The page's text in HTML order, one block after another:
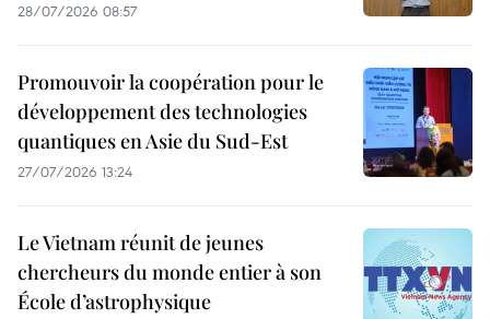
28/07/2026 08:57
Promouvoir la coopération pour le
développement des technologies
quantiques en Asie du Sud-Est
27/07/2026 13:24
Le Vietnam réunit de jeunes
chercheurs du monde entier à son
École d’astrophysique